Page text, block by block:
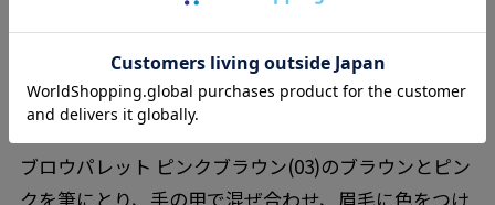
に色を載せていくことで抜け感が出て、おしゃれなム
ードに仕上がります」（外山）
3.〈PARISBROW（パリブロウ）〉パーフェクトアイ&
ブロウパレット ピンクブラウン(03)のブラウンとピン
クを筆にとり、手の甲で混ぜ合わせ、眉毛に色をつけ